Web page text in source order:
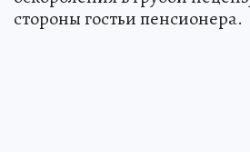
стороны гостьи пенсионера.